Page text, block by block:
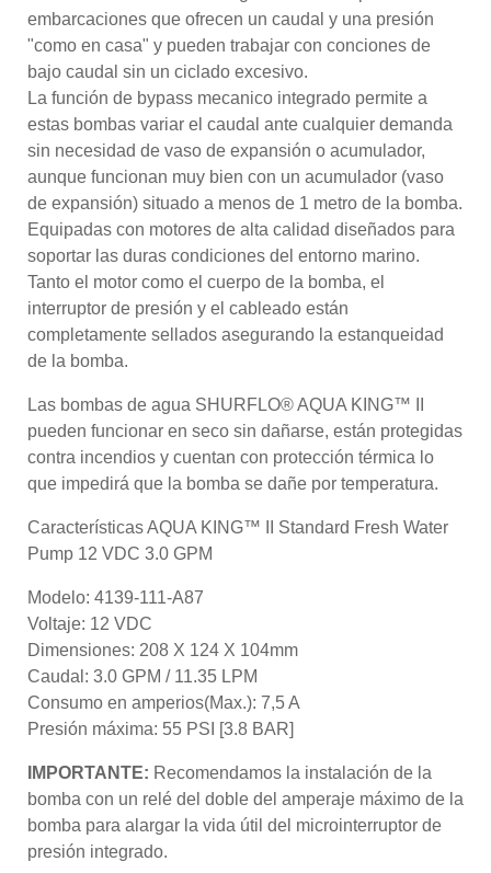
embarcaciones que ofrecen un caudal y una presión
"como en casa" y pueden trabajar con conciones de
bajo caudal sin un ciclado excesivo.
La función de bypass mecanico integrado permite a
estas bombas variar el caudal ante cualquier demanda
sin necesidad de vaso de expansión o acumulador,
aunque funcionan muy bien con un acumulador (vaso
de expansión) situado a menos de 1 metro de la bomba.
Equipadas con motores de alta calidad diseñados para
soportar las duras condiciones del entorno marino.
Tanto el motor como el cuerpo de la bomba, el
interruptor de presión y el cableado están
completamente sellados asegurando la estanqueidad
de la bomba.
Las bombas de agua SHURFLO® AQUA KING™ II
pueden funcionar en seco sin dañarse, están protegidas
contra incendios y cuentan con protección térmica lo
que impedirá que la bomba se dañe por temperatura.
Características AQUA KING™ II Standard Fresh Water
Pump 12 VDC 3.0 GPM
Modelo: 4139-111-A87
Voltaje: 12 VDC
Dimensiones: 208 X 124 X 104mm
Caudal: 3.0 GPM / 11.35 LPM
Consumo en amperios(Max.): 7,5 A
Presión máxima: 55 PSI [3.8 BAR]
IMPORTANTE: Recomendamos la instalación de la
bomba con un relé del doble del amperaje máximo de la
bomba para alargar la vida útil del microinterruptor de
presión integrado.